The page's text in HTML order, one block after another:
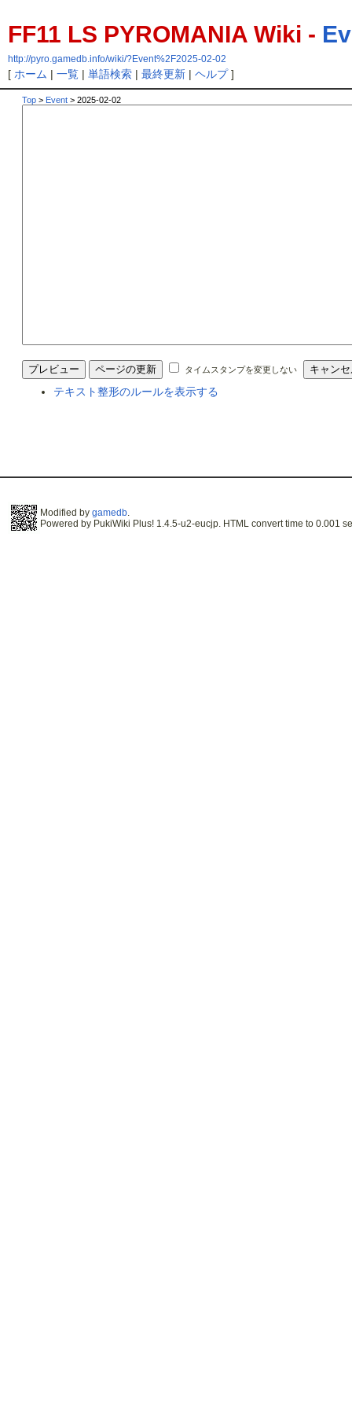
FF11 LS PYROMANIA Wiki -
http://pyro.gamedb.info/wiki/?Event%2F2025-02-02
[ ホーム | 一覧| 単語検索| 最終更新| ヘルプ]
Top > Event > 2025-02-02
タイムスタンプを変更しない
テキスト整形のルールを表示する
Modified by gamedb.
Powered by PukiWiki Plus! 1.4.5-u2-eucjp. HTML convert time to 0.001